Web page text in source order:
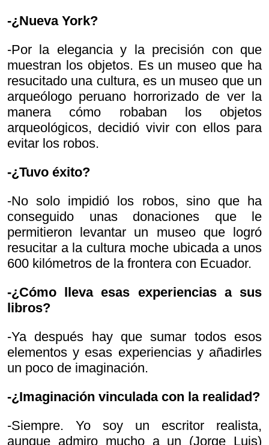
-¿Nueva York?
-Por la elegancia y la precisión con que
muestran los objetos. Es un museo que ha
resucitado una cultura, es un museo que un
arqueólogo peruano horrorizado de ver la
manera cómo robaban los objetos
arqueológicos, decidió vivir con ellos para
evitar los robos.
-¿Tuvo éxito?
-No solo impidió los robos, sino que ha
conseguido unas donaciones que le
permitieron levantar un museo que logró
resucitar a la cultura moche ubicada a unos
600 kilómetros de la frontera con Ecuador.
-¿Cómo lleva esas experiencias a sus
libros?
-Ya después hay que sumar todos esos
elementos y esas experiencias y añadirles
un poco de imaginación.
-¿Imaginación vinculada con la realidad?
-Siempre. Yo soy un escritor realista,
aunque admiro mucho a un (Jorge Luis)